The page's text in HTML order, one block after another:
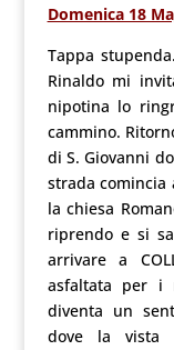
Domenica 18
Tappa
Rinaldo mi
nipotina lo
cammino.
di S. Giovanni
strada comincia
la chiesa
riprendo e si
arrivare a
asfaltata per i
diventa un
dove la vista